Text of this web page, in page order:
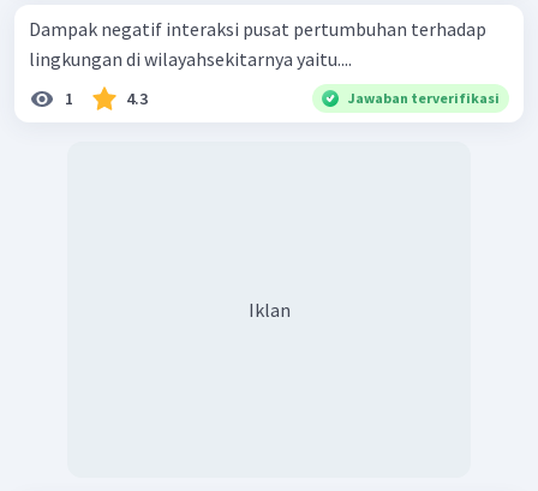
Dampak negatif interaksi pusat pertumbuhan terhadap
lingkungan di wilayahsekitarnya yaitu....
1 4.3 Jawaban terverifikasi
Iklan